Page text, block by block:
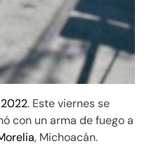
. Este viernes se
con un arma de fuego a
, Michoacán.